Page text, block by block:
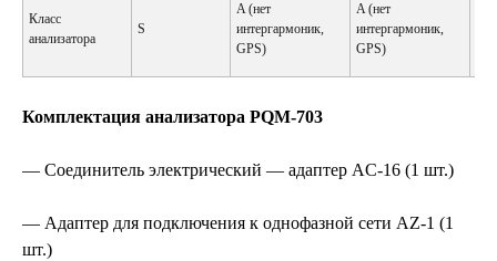
Класс
анализатора
S
A (нет
интергармоник,
GPS)
A (нет
интергармоник,
GPS)
Комплектация анализатора PQM-703
— Соединитель электрический — адаптер AC-16 (1 шт.)
— Адаптер для подключения к однофазной сети AZ-1 (1
шт.)